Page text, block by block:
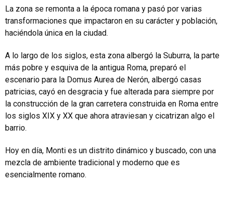
La zona se remonta a la época romana y pasó por varias
transformaciones que impactaron en su carácter y población,
haciéndola única en la ciudad.
A lo largo de los siglos, esta zona albergó la Suburra, la parte
más pobre y esquiva de la antigua Roma, preparó el
escenario para la Domus Aurea de Nerón, albergó casas
patricias, cayó en desgracia y fue alterada para siempre por
la construcción de la gran carretera construida en Roma entre
los siglos XIX y XX que ahora atraviesan y cicatrizan algo el
barrio.
Hoy en día, Monti es un distrito dinámico y buscado, con una
mezcla de ambiente tradicional y moderno que es
esencialmente romano.